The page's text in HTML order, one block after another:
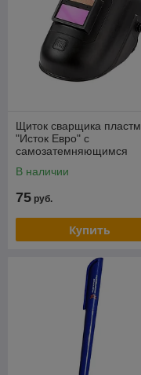
Щиток сварщика пластм.
"Исток Евро" с
самозатемняющимся
В наличии
75 руб.
Купить